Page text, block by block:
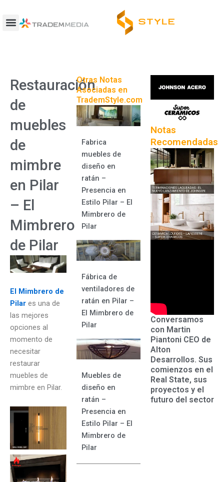
contenido
Restauración
de
muebles
de
mimbre
en Pilar
– El
Mimbrero
de Pilar
El
Mimbrero de
Pilar es una de
las mejores
opciones al
momento de
necesitar
restaurar
muebles de
mimbre en Pilar.
Otras Notas
Asociadas en
TrademStyle.com
Fabrica
muebles de
diseño en
ratán –
Presencia en
Estilo Pilar – El
Mimbrero de
Pilar
Fábrica de
ventiladores de
ratán en Pilar –
El Mimbrero de
Pilar
Muebles de
diseño en
ratán –
Presencia en
Estilo Pilar – El
Mimbrero de
Pilar
Notas
Recomendadas
Conversamos
con Martin
Piantoni CEO de
Alton
Desarrollos. Sus
comienzos en el
Real State, sus
proyectos y el
futuro del sector